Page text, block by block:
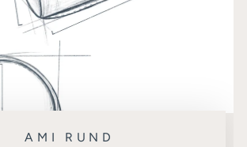
AMI RUND